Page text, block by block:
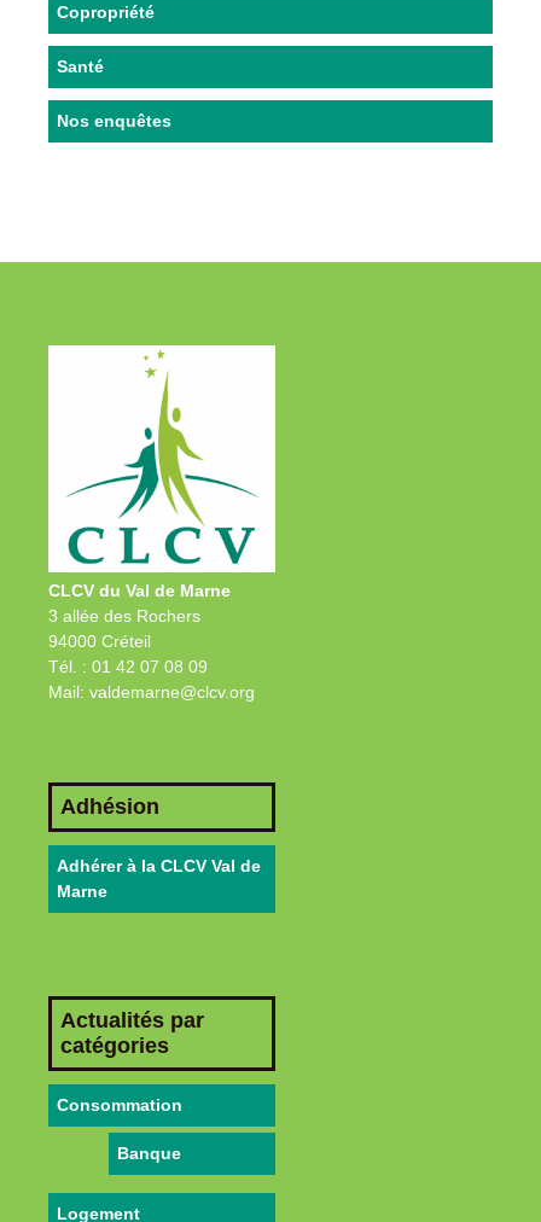
Copropriété
Santé
Nos enquêtes
CLCV du Val de Marne
3 allée des Rochers
94000 Créteil
Tél. : 01 42 07 08 09
Mail: valdemarne@clcv.org
Adhésion
Adhérer à la CLCV Val de
Marne
Actualités par
catégories
Consommation
Banque
Logement